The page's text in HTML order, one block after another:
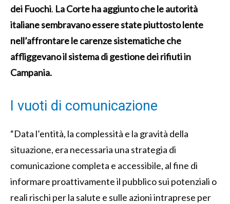
dei Fuochi. La Corte ha aggiunto che le autorità
italiane sembravano essere state piuttosto lente
nell’affrontare le carenze sistematiche che
affliggevano il sistema di gestione dei rifiuti in
Campania.
I vuoti di comunicazione
“Data l’entità, la complessità e la gravità della
situazione, era necessaria una strategia di
comunicazione completa e accessibile, al fine di
informare proattivamente il pubblico sui potenziali o
reali rischi per la salute e sulle azioni intraprese per